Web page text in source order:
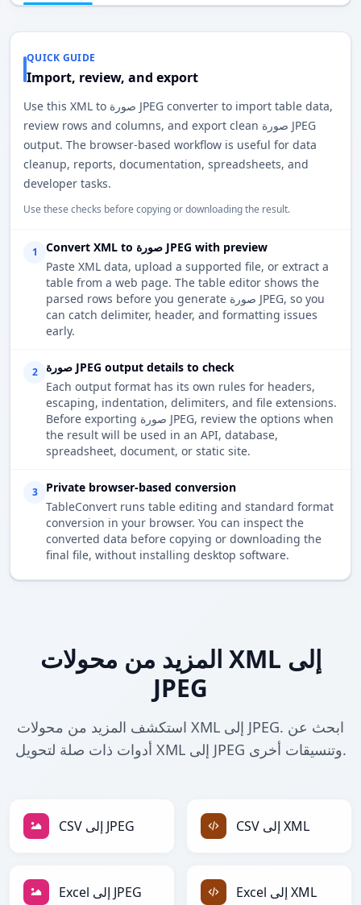
QUICK GUIDE
Import, review, and export
Use this XML to صورة JPEG converter to import table data,
review rows and columns, and export clean صورة JPEG
output. The browser-based workflow is useful for data
cleanup, reports, documentation, spreadsheets, and
developer tasks.
Use these checks before copying or downloading the result.
1
Convert XML to صورة JPEG with preview
Paste XML data, upload a supported file, or extract a
table from a web page. The table editor shows the
parsed rows before you generate صورة JPEG, so you
can catch delimiter, header, and formatting issues
early.
2
صورة JPEG output details to check
Each output format has its own rules for headers,
escaping, indentation, delimiters, and file extensions.
Before exporting صورة JPEG, review the options when
the result will be used in an API, database,
spreadsheet, document, or static site.
3
Private browser-based conversion
TableConvert runs table editing and standard format
conversion in your browser. You can inspect the
converted data before copying or downloading the
final file, without installing desktop software.
المزيد من محولات XML إلى
JPEG
استكشف المزيد من محولات XML إلى JPEG. ابحث عن
أدوات ذات صلة لتحويل XML إلى JPEG وتنسيقات أخرى.
CSV إلى JPEG CSV إلى XML
Excel إلى JPEG Excel إلى XML